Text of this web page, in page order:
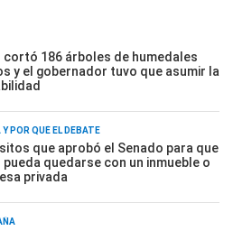
cortó 186 árboles de humedales
y el gobernador tuvo que asumir la
POR QUÉ EL DEBATE
que aprobó el Senado para que
quedarse con un inmueble o
privada